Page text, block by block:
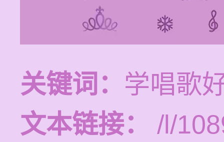
关键词： 学唱歌
文本链接：
/l/